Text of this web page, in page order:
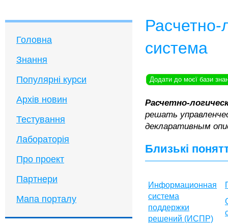
Головна
Знання
Популярні курси
Архів новин
Тестування
Лабораторія
Про проект
Партнери
Мапа порталу
Расчетно-
система
Додати до моєї бази
Расчетно-
решать
декларативным
Близькі
Информационная
система
поддержки
решений (ИСПР)